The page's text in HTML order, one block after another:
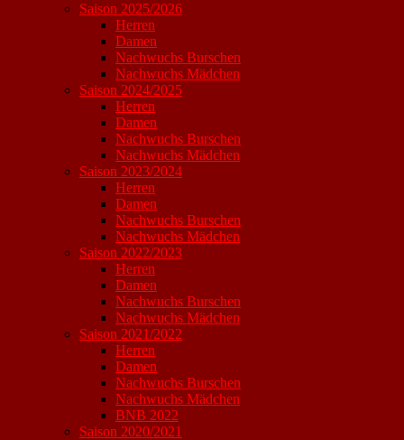
Saison 2025/2026
Herren
Damen
Nachwuchs Burschen
Nachwuchs Mädchen
Saison 2024/2025
Herren
Damen
Nachwuchs Burschen
Nachwuchs Mädchen
Saison 2023/2024
Herren
Damen
Nachwuchs Burschen
Nachwuchs Mädchen
Saison 2022/2023
Herren
Damen
Nachwuchs Burschen
Nachwuchs Mädchen
Saison 2021/2022
Herren
Damen
Nachwuchs Burschen
Nachwuchs Mädchen
BNB 2022
Saison 2020/2021